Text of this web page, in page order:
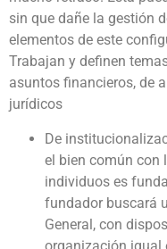
sin que dañe la gestión
elementos de este
Trabajan y definen
asuntos financieros, de
jurídicos
De
el bien común con
individuos es
fundador buscará
General, con